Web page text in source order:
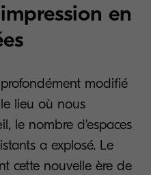
en
modifié
lieu où nous
le nombre d'espaces
a explosé. Le
cette nouvelle ère de